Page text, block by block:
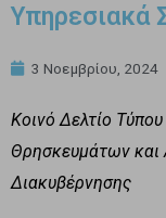
Υπηρεσιακά
3 Νοεμβρίου, 2024
Κοινό Δελτίο
Θρησκευμάτων και
Διακυβέρνησης